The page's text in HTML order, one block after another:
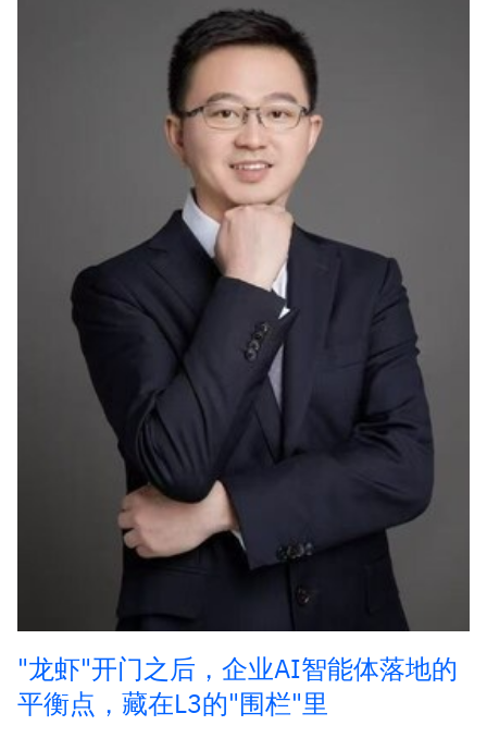
"龙虾"开门之后，企业AI智能体落地的
平衡点，藏在L3的"围栏"里